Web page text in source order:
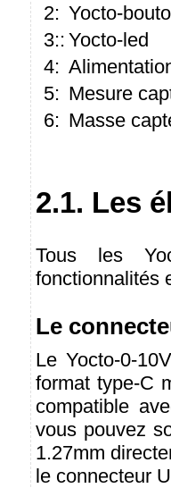
2: Yocto-
3:: Yocto-led
4:
5: Mesure
6: Masse
2.1. Les
Tous les
fonctionnalités
Le
Le Yocto-0-
format type-C
compatible
vous pouvez
1.27mm
le connecteur